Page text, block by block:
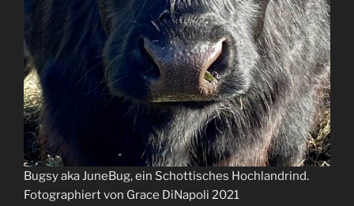
Bugsy aka JuneBug, ein Schottisches Hochlandrind.
Fotographiert von Grace DiNapoli 2021